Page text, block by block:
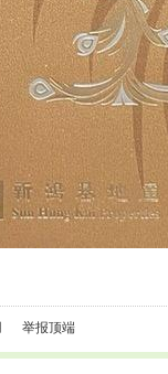
举报顶端